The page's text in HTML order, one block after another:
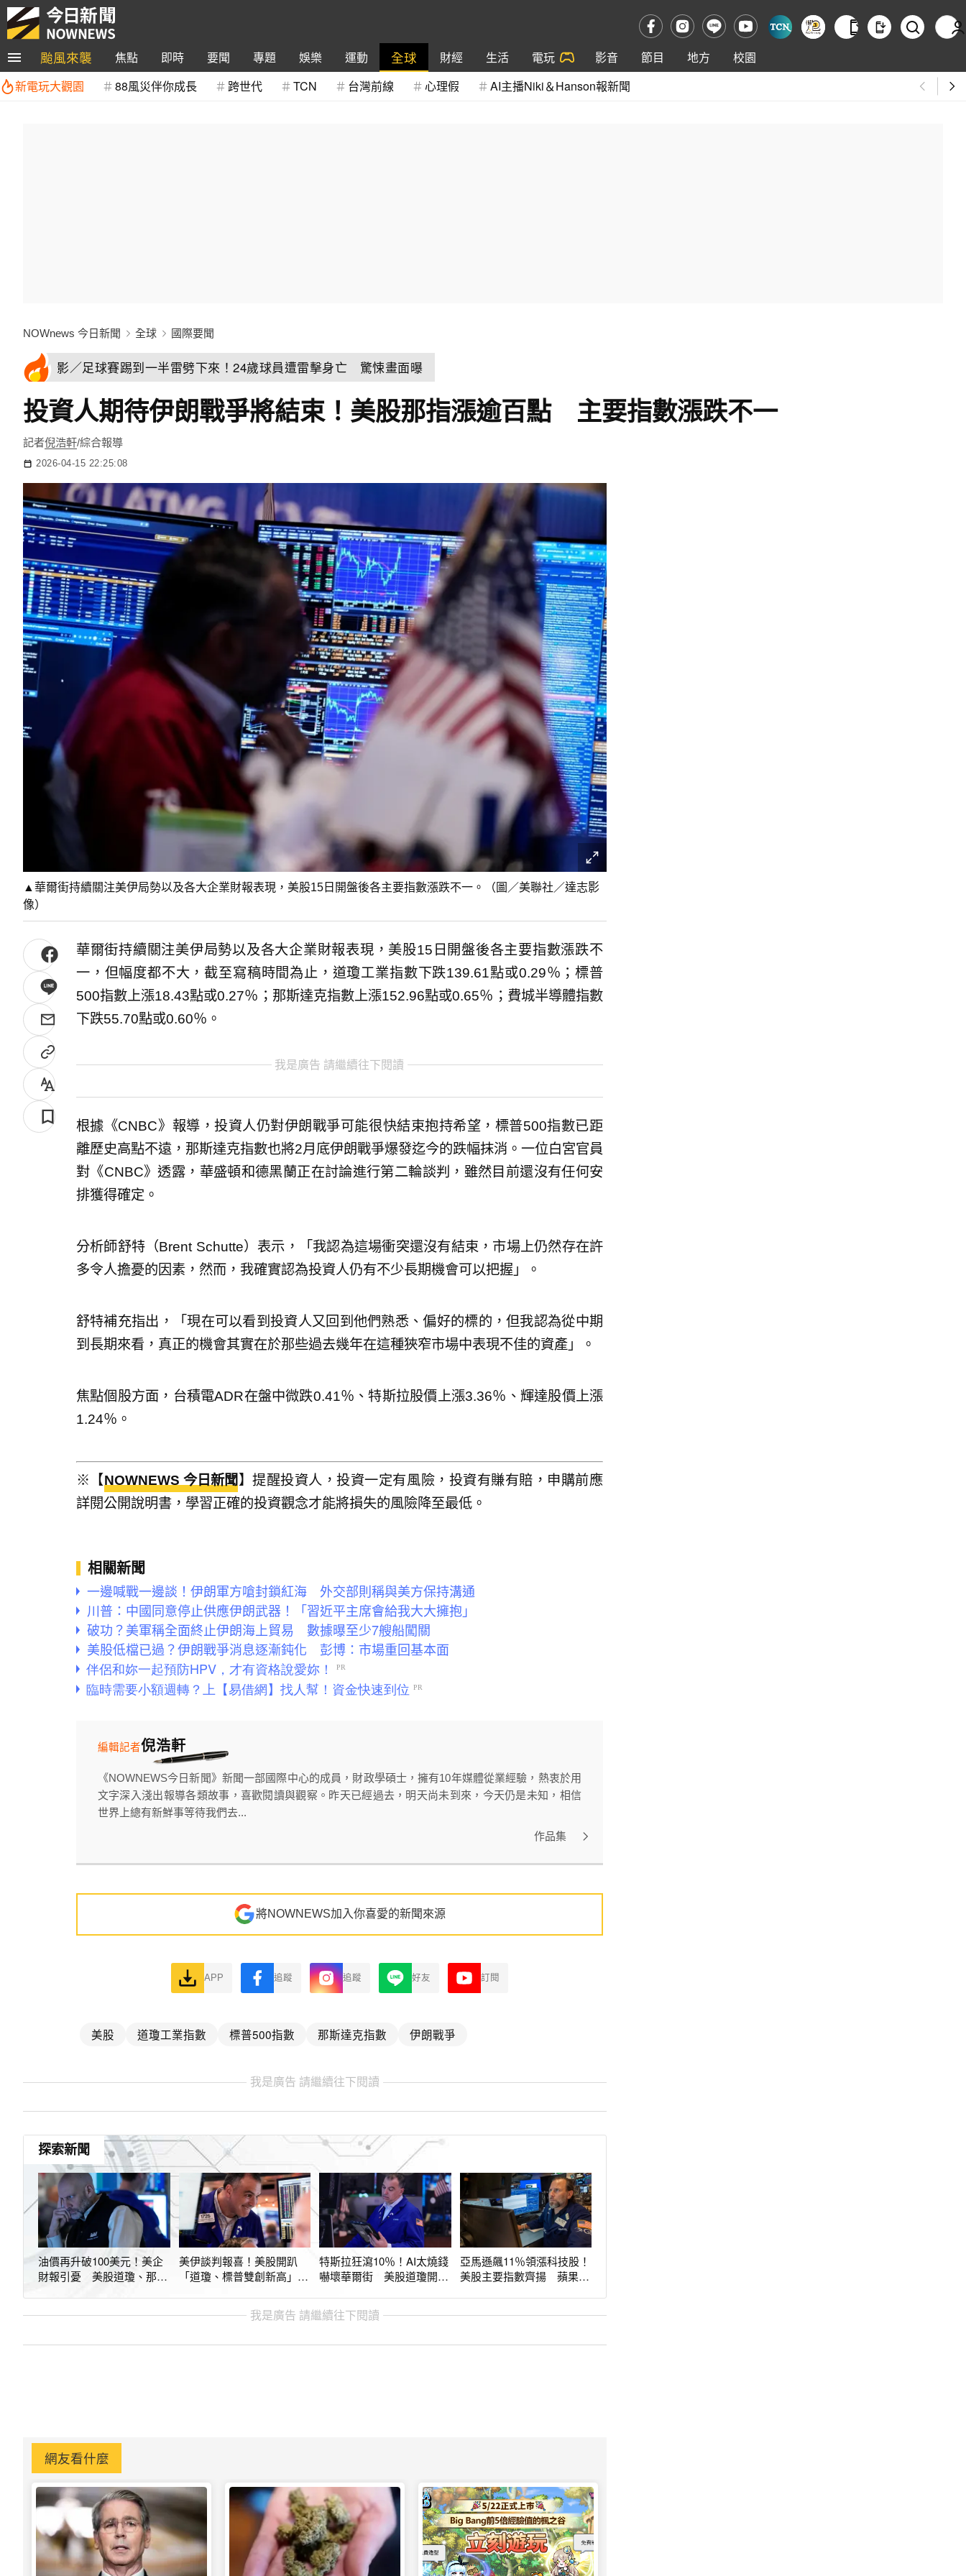
颱風來襲 焦點 即時 要聞 專題 娛樂 運動 全球 財經 生活 電玩 影音 節目 地方
校園
新電玩大觀園
88風災伴你成長 跨世代 TCN 台灣前線 心理假 AI主播Niki＆Hanson報新聞
NOWnews 今日新聞 全球 國際要聞
影／足球賽踢到一半雷劈下來！24歲球員遭雷擊身亡 驚悚畫面曝
投資人期待伊朗戰爭將結束！美股那指漲逾百點 主要指數漲跌不一
記者倪浩軒/綜合報導
2026-04-15 22:25:08
▲華爾街持續關注美伊局勢以及各大企業財報表現，美股15日開盤後各主要指數漲跌不一。（圖／美聯社／達志影
像）
華爾街持續關注美伊局勢以及各大企業財報表現，美股15日開盤後各主要指數漲跌不
一，但幅度都不大，截至寫稿時間為止，道瓊工業指數下跌139.61點或0.29％；標普
500指數上漲18.43點或0.27％；那斯達克指數上漲152.96點或0.65％；費城半導體指數
下跌55.70點或0.60％。
我是廣告 請繼續往下閱讀
根據《CNBC》報導，投資人仍對伊朗戰爭可能很快結束抱持希望，標普500指數已距
離歷史高點不遠，那斯達克指數也將2月底伊朗戰爭爆發迄今的跌幅抹消。一位白宮官員
對《CNBC》透露，華盛頓和德黑蘭正在討論進行第二輪談判，雖然目前還沒有任何安
排獲得確定。
分析師舒特（Brent Schutte）表示，「我認為這場衝突還沒有結束，市場上仍然存在許
多令人擔憂的因素，然而，我確實認為投資人仍有不少長期機會可以把握」。
舒特補充指出，「現在可以看到投資人又回到他們熟悉、偏好的標的，但我認為從中期
到長期來看，真正的機會其實在於那些過去幾年在這種狹窄市場中表現不佳的資產」。
焦點個股方面，台積電ADR在盤中微跌0.41％、特斯拉股價上漲3.36％、輝達股價上漲
1.24％。
※【NOWNEWS 今日新聞】提醒投資人，投資一定有風險，投資有賺有賠，申購前應
詳閱公開說明書，學習正確的投資觀念才能將損失的風險降至最低。
相關新聞
一邊喊戰一邊談！伊朗軍方嗆封鎖紅海 外交部則稱與美方保持溝通
川普：中國同意停止供應伊朗武器！「習近平主席會給我大大擁抱」
破功？美軍稱全面終止伊朗海上貿易 數據曝至少7艘船闖關
美股低檔已過？伊朗戰爭消息逐漸鈍化 彭博：市場重回基本面
倪浩軒
編輯記者
《NOWNEWS今日新聞》新聞一部國際中心的成員，財政學碩士，擁有10年媒體從業經驗，熱衷於用
文字深入淺出報導各類故事，喜歡閱讀與觀察。昨天已經過去，明天尚未到來，今天仍是未知，相信
世界上總有新鮮事等待我們去...
作品集
將NOWNEWS加入你喜愛的新聞來源
APP 追蹤 追蹤 好友 訂閱
美股 道瓊工業指數 標普500指數 那斯達克指數 伊朗戰爭
我是廣告 請繼續往下閱讀
探索新聞
油價再升破100美元！美企
財報引憂 美股道瓊、那指
美伊談判報喜！美股開趴
「道瓊、標普雙創新高」
特斯拉狂瀉10％！AI太燒錢
嚇壞華爾街 美股道瓊開盤
亞馬遜飆11％領漲科技股！
美股主要指數齊揚 蘋果財
我是廣告 請繼續往下閱讀
網友看什麼
PR